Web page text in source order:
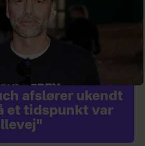
afslører ukendt
et tidspunkt var